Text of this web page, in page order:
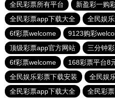
全民彩票所有平台
新盈彩一购
全民彩票app下载大全
全民娱
6f彩票welcome
9123购彩
顶级彩票app官方网站
三分钟
6f彩票welcome
168彩票平台8
全民娱乐彩票下载安装
全民娱
全民彩票app下载大全
全民彩